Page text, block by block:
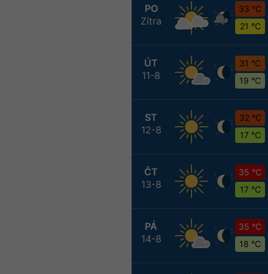
PO
Zítra
33 °C
21 °C
ÚT
11-8
31 °C
19 °C
ST
12-8
32 °C
17 °C
ČT
13-8
35 °C
17 °C
PÁ
14-8
35 °C
18 °C